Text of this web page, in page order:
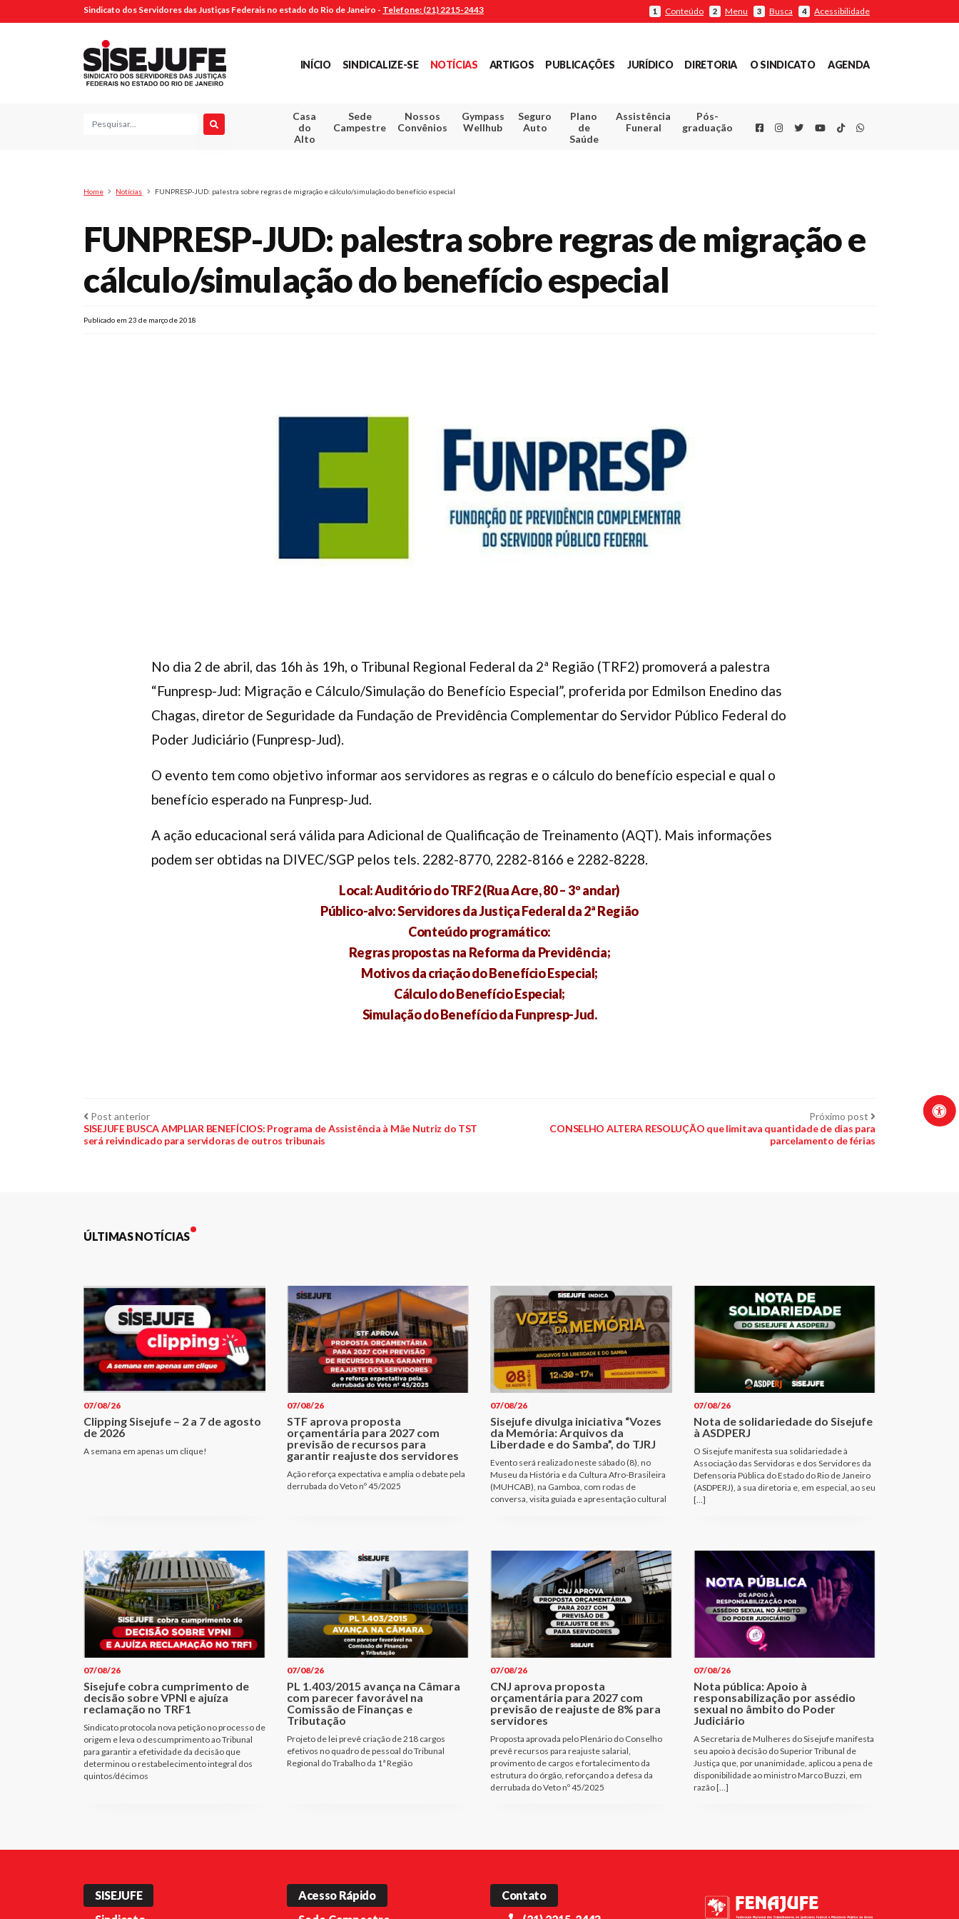
Sindicato dos Servidores das Justiças Federais no estado do Rio de Janeiro - Telefone: (21) 2215-2443 1 Conteúdo 2 Menu 3 Busca 4 Acessibilidade
INÍCIO SINDICALIZE-SE NOTÍCIAS ARTIGOS PUBLICAÇÕES JURÍDICO DIRETORIA O SINDICATO AGENDA
Pesquisa
Casa
do
Alto
Sede
Campestre
Nossos
Convênios
Gympass
Wellhub
Seguro
Auto
Plano
de
Saúde
Assistência
Funeral
Pós-
graduação
FacebookInstagram
TwitterYoutube
TikTokWhatsapp
Home Notícias FUNPRESP-JUD: palestra sobre regras de migração e cálculo/simulação do benefício especial
FUNPRESP-JUD: palestra sobre regras de migração e
cálculo/simulação do benefício especial
Publicado em 23 de março de 2018
No dia 2 de abril, das 16h às 19h, o Tribunal Regional Federal da 2ª Região (TRF2) promoverá a palestra
“Funpresp-Jud: Migração e Cálculo/Simulação do Benefício Especial”, proferida por Edmilson Enedino das
Chagas, diretor de Seguridade da Fundação de Previdência Complementar do Servidor Público Federal do
Poder Judiciário (Funpresp-Jud).
O evento tem como objetivo informar aos servidores as regras e o cálculo do benefício especial e qual o
benefício esperado na Funpresp-Jud.
A ação educacional será válida para Adicional de Qualificação de Treinamento (AQT). Mais informações
podem ser obtidas na DIVEC/SGP pelos tels. 2282-8770, 2282-8166 e 2282-8228.
Local: Auditório do TRF2 (Rua Acre, 80 – 3º andar)
Público-alvo: Servidores da Justiça Federal da 2ª Região
Conteúdo programático:
Regras propostas na Reforma da Previdência;
Motivos da criação do Benefício Especial;
Cálculo do Benefício Especial;
Simulação do Benefício da Funpresp-Jud.
Navegação
de
Post anteriorPost
anterior:
SISEJUFE BUSCA AMPLIAR BENEFÍCIOS: Programa de Assistência à Mãe Nutriz do TST
será reivindicado para servidoras de outros tribunais
Próximo post Próximo
CONSELHO ALTERA RESOLUÇÃO que limitava quantidade de dias para
parcelamento de férias
ÚLTIMAS NOTÍCIAS
07/08/26
Clipping Sisejufe – 2 a 7 de agosto
de 2026
A semana em apenas um clique!
07/08/26
STF aprova proposta
orçamentária para 2027 com
previsão de recursos para
garantir reajuste dos servidores
Ação reforça expectativa e amplia o debate pela
derrubada do Veto nº 45/2025
07/08/26
Sisejufe divulga iniciativa “Vozes
da Memória: Arquivos da
Liberdade e do Samba”, do TJRJ
Evento será realizado neste sábado (8), no
Museu da História e da Cultura Afro-Brasileira
(MUHCAB), na Gamboa, com rodas de
conversa, visita guiada e apresentação cultural
07/08/26
Nota de solidariedade do Sisejufe
à ASDPERJ
O Sisejufe manifesta sua solidariedade à
Associação das Servidoras e dos Servidores da
Defensoria Pública do Estado do Rio de Janeiro
(ASDPERJ), à sua diretoria e, em especial, ao seu
[…]
07/08/26
Sisejufe cobra cumprimento de
decisão sobre VPNI e ajuíza
reclamação no TRF1
Sindicato protocola nova petição no processo de
origem e leva o descumprimento ao Tribunal
para garantir a efetividade da decisão que
determinou o restabelecimento integral dos
quintos/décimos
07/08/26
PL 1.403/2015 avança na Câmara
com parecer favorável na
Comissão de Finanças e
Tributação
Projeto de lei prevê criação de 218 cargos
efetivos no quadro de pessoal do Tribunal
Regional do Trabalho da 1ª Região
07/08/26
CNJ aprova proposta
orçamentária para 2027 com
previsão de reajuste de 8% para
servidores
Proposta aprovada pelo Plenário do Conselho
prevê recursos para reajuste salarial,
provimento de cargos e fortalecimento da
estrutura do órgão, reforçando a defesa da
derrubada do Veto nº 45/2025
07/08/26
Nota pública: Apoio à
responsabilização por assédio
sexual no âmbito do Poder
Judiciário
A Secretaria de Mulheres do Sisejufe manifesta
seu apoio à decisão do Superior Tribunal de
Justiça que, por unanimidade, aplicou a pena de
disponibilidade ao ministro Marco Buzzi, em
razão […]
SISEJUFE
Acesso Rápido
Contato